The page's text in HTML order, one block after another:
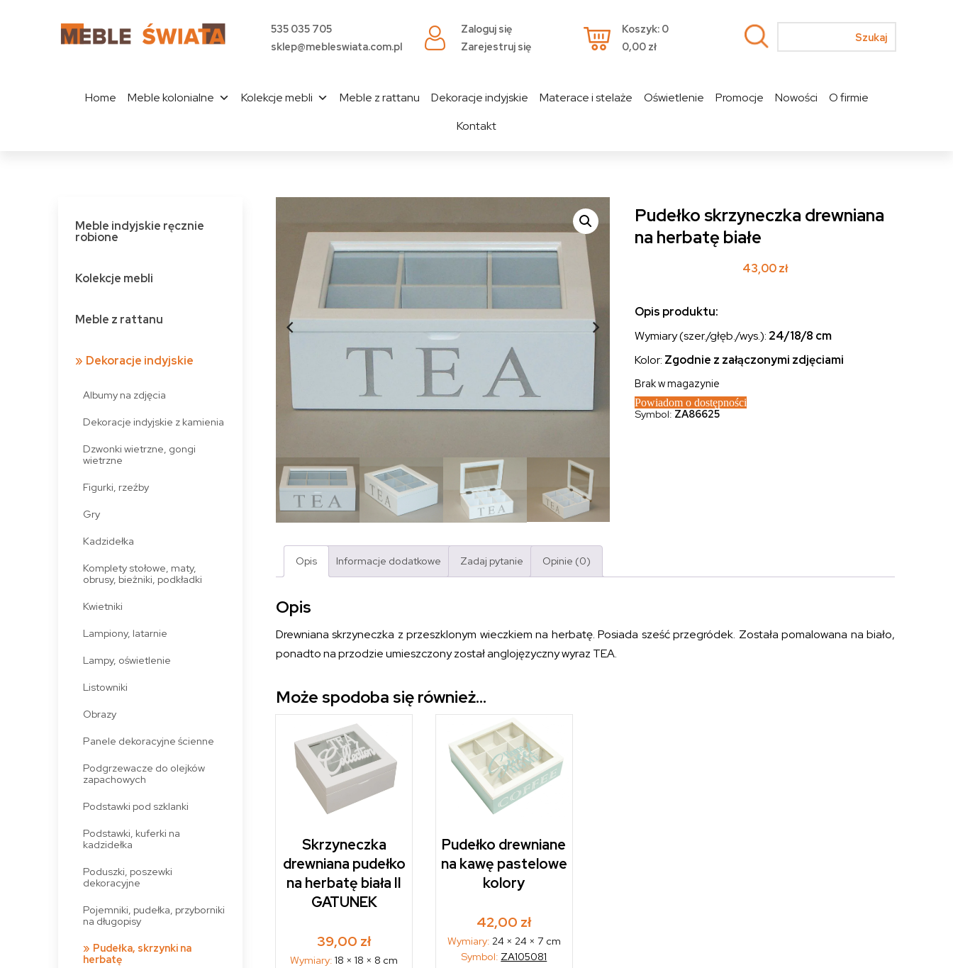
535 035 705
sklep@mebleswiata.com.pl
Zaloguj się
Zarejestruj się
Koszyk: 0
0,00 zł
Home Meble kolonialne Kolekcje mebli Meble z rattanu Dekoracje indyjskie Materace i stelaże Oświetlenie Promocje Nowości
O firmie
Kontakt
Meble indyjskie ręcznie
robione
Kolekcje mebli
Meble z rattanu
Dekoracje indyjskie
Albumy na zdjęcia
Dekoracje indyjskie z kamienia
Dzwonki wietrzne, gongi
wietrzne
Figurki, rzeźby
Gry
Kadzidełka
Komplety stołowe, maty,
obrusy, bieżniki, podkładki
Kwietniki
Lampiony, latarnie
Lampy, oświetlenie
Listowniki
Obrazy
Panele dekoracyjne ścienne
Podgrzewacze do olejków
zapachowych
Podstawki pod szklanki
Podstawki, kuferki na
kadzidełka
Poduszki, poszewki
dekoracyjne
Pojemniki, pudełka, przyborniki
na długopisy
Pudełka, skrzynki na
herbatę
Pudełko skrzyneczka drewniana
na herbatę białe
43,00zł
Opis produktu:
Wymiary (szer./głęb./wys.): 24/18/8 cm
Kolor: Zgodnie z załączonymi zdjęciami
Brak w magazynie
Powiadom o dostępności
Symbol: ZA86625
Opis Informacje dodatkowe Zadaj pytanie Opinie (0)
Opis
Drewniana skrzyneczka z przeszklonym wieczkiem na herbatę. Posiada sześć przegródek. Została pomalowana na biało,
ponadto na przodzie umieszczony został anglojęzyczny wyraz TEA.
Może spodoba się również…
Skrzyneczka
drewniana pudełko
na herbatę biała II
GATUNEK
39,00 zł
Wymiary:18 × 18 × 8 cm
Pudełko drewniane
na kawę pastelowe
kolory
42,00 zł
Wymiary: 24 × 24 × 7 cm
Symbol: ZA105081